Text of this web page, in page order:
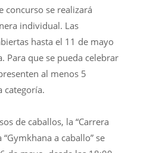
concurso se realizará
individual. Las
hasta el 11 de mayo
Para que se pueda celebrar
al menos 5
categoría.
de caballos, la “Carrera
a caballo” se